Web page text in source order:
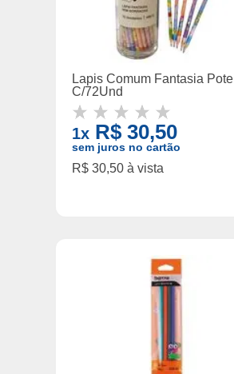
Lapis Comum Fantasia Pote
C/72Und
1x R$ 30,50
sem juros no cartão
R$ 30,50 à vista